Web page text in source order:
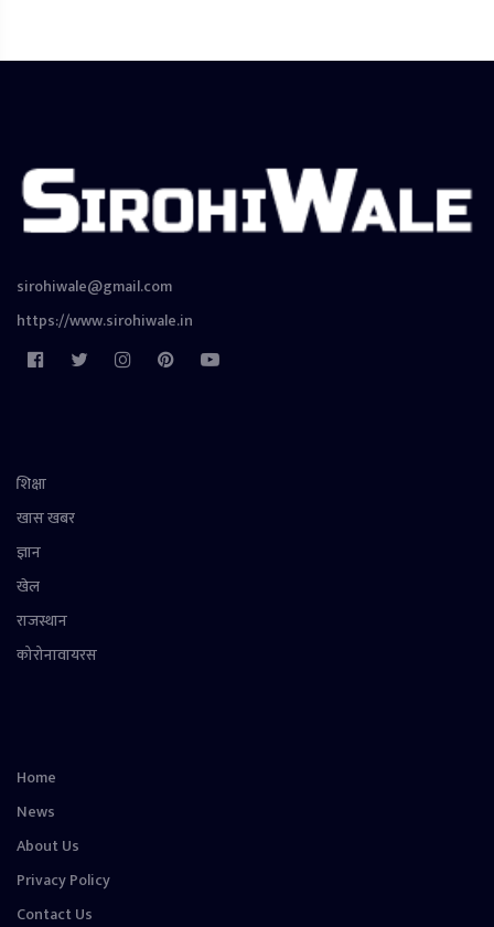
sirohiwale@gmail.com
https://www.sirohiwale.in
शिक्षा
खास खबर
ज्ञान
खेल
राजस्थान
कोरोनावायरस
Home
News
About Us
Privacy Policy
Contact Us